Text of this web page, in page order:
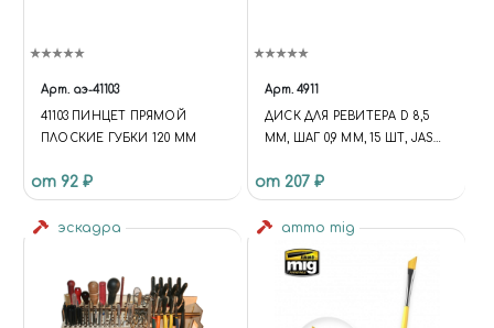
NODE.DATA('COMPARECODE');
NODE.DATA('COMPAREIBLOCK'
); VAR DATA =
NODE.ATTR('COMPAREDATA'); IF
(ACTION === 'ADD') { $('[DATA-
']').ATTR('DATA-COMPARE-
UNIVERSE.COMPARE.ADD(API.E
XTEND({}, DATA, { 'ID': ID,
'CODE': CODE, 'IBLOCK':
Арт. аэ-41103
41103 ПИНЦЕТ ПРЯМОЙ
ПЛОСКИЕ ГУБКИ 120 ММ
от 92 ₽
Арт. 4911
ДИСК ДЛЯ РЕВИТЕРА D 8,5
ММ, ШАГ 0,9 ММ, 15 ШТ, JAS
от 207 ₽
эскадра ammo mig